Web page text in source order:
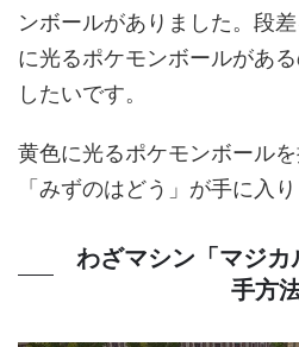
ンボールがありました。段
に光るポケモンボールがあ
したいです。
黄色に光るポケモンボール
「みずのはどう」が手に入り
わざマシン「マジカ
手方